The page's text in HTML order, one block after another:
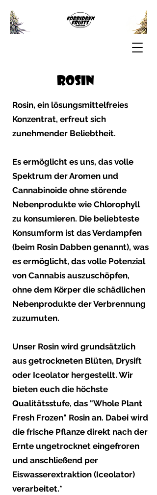
Rosin
Rosin, ein lösungsmittelfreies
Konzentrat, erfreut sich
zunehmender Beliebtheit.
Es ermöglicht es uns, das volle
Spektrum der Aromen und
Cannabinoide ohne störende
Nebenprodukte wie Chlorophyll
zu konsumieren. Die beliebteste
Konsumform ist das Verdampfen
(beim Rosin Dabben genannt), was
es ermöglicht, das volle Potenzial
von Cannabis auszuschöpfen,
ohne dem Körper die schädlichen
Nebenprodukte der Verbrennung
zuzumuten.
Unser Rosin wird grundsätzlich
aus getrockneten Blüten, Drysift
oder Iceolator hergestellt. Wir
bieten euch die höchste
Qualitätsstufe, das "Whole Plant
Fresh Frozen" Rosin an. Dabei wird
die frische Pflanze direkt nach der
Ernte ungetrocknet eingefroren
und anschließend per
Eiswasserextraktion (Iceolator)
verarbeitet.*